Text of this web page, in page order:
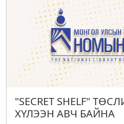
"SECRET SHELF"
ХҮЛЭЭН АВЧ БАЙНА